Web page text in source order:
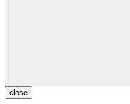
close